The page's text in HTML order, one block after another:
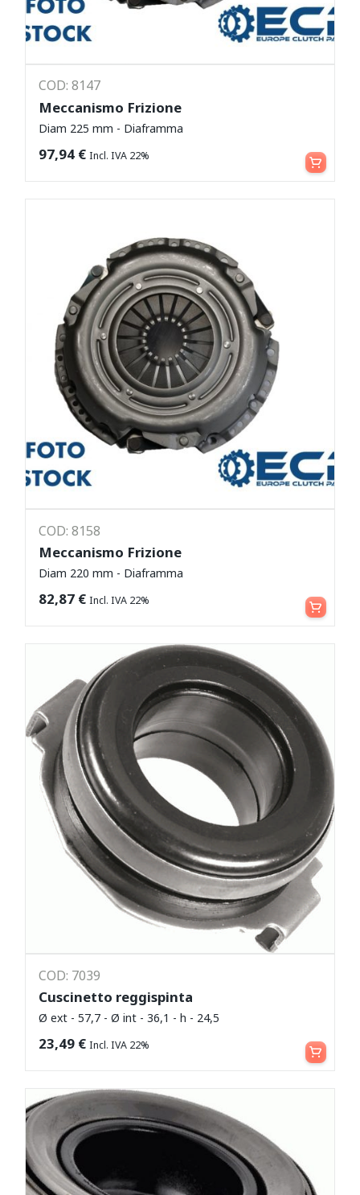
COD: 8147
Meccanismo Frizione
Diam 225 mm - Diaframma
97,94 € Incl. IVA 22% Leggi tutto
COD: 8158
Meccanismo Frizione
Diam 220 mm - Diaframma
82,87 € Incl. IVA 22% Leggi tutto
COD: 7039
Cuscinetto reggispinta
Ø ext - 57,7 - Ø int - 36,1 - h - 24,5
23,49 € Incl. IVA 22% Leggi tutto